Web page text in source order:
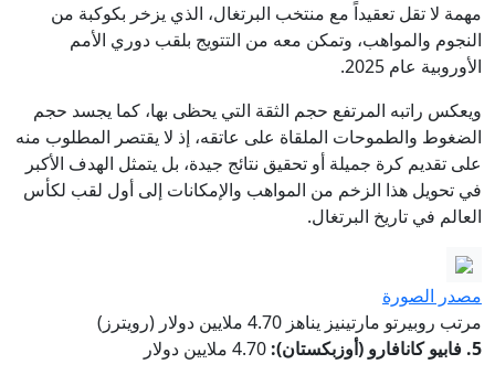
مهمة لا تقل تعقيداً مع منتخب البرتغال، الذي يزخر بكوكبة من
النجوم والمواهب، وتمكن معه من التتويج بلقب دوري الأمم
الأوروبية عام 2025.
ويعكس راتبه المرتفع حجم الثقة التي يحظى بها، كما يجسد حجم
الضغوط والطموحات الملقاة على عاتقه، إذ لا يقتصر المطلوب منه
على تقديم كرة جميلة أو تحقيق نتائج جيدة، بل يتمثل الهدف الأكبر
في تحويل هذا الزخم من المواهب والإمكانات إلى أول لقب لكأس
العالم في تاريخ البرتغال.
مصدر الصورة
مرتب روبيرتو مارتينيز يناهز 4.70 ملايين دولار (رويترز)
5. فابيو كانافارو (أوزبكستان):